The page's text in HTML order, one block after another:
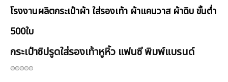
โรงงานผลิตกระเป๋าผ้า ใส่รองเท้า ผ้าแคนวาส ผ้าดิบ ขั้นต่ำ
500ใบ
กระเป๋าซิปรูดใส่รองเท้าหูหิ้ว แฟนซี พิมพ์แบรนด์